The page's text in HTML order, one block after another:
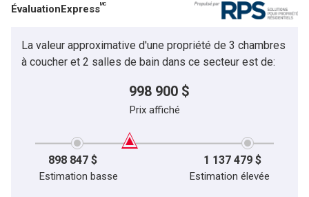
Téléphone
Message
ÉvaluationExpressMC
La valeur approximative d'une propriété de 3 chambres
à coucher et 2 salles de bain dans ce secteur est de:
998 900 $
Prix affiché
898 847 $ 1 137 479 $
Estimation basse Estimation élevée